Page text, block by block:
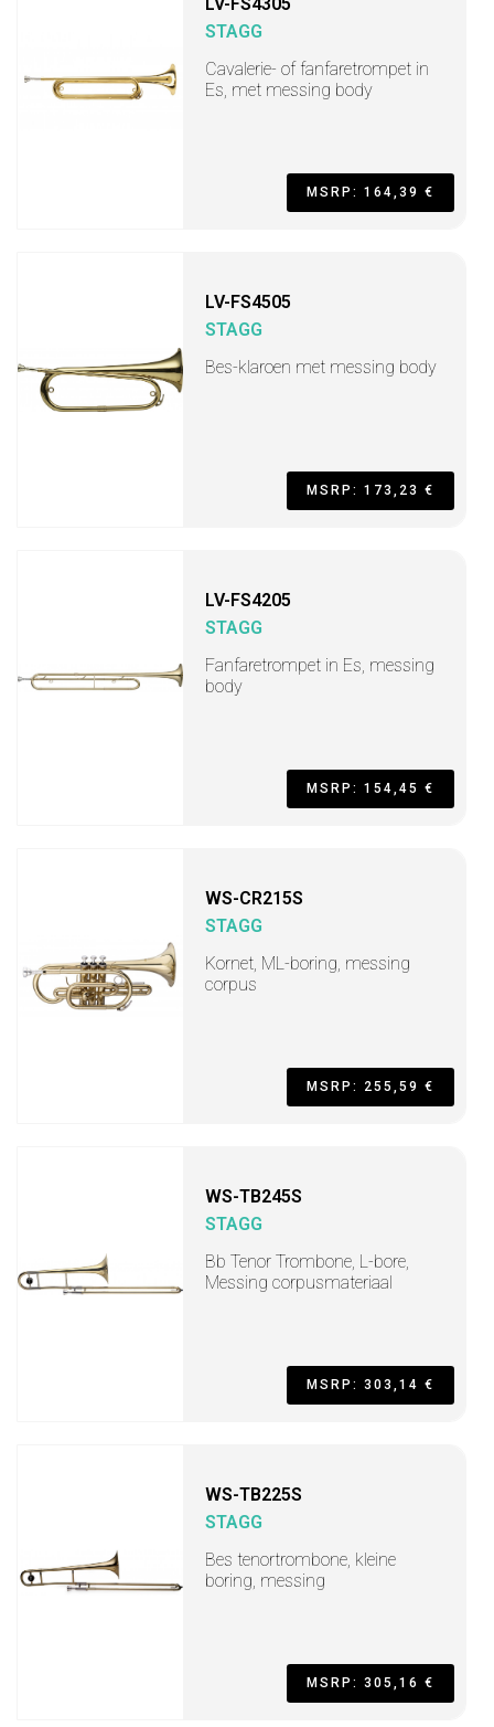
STAGG
Cavalerie- of fanfaretrompet in
Es, met messing body
MSRP: 164,39 €
LV-FS4505
STAGG
Bes-klaroen met messing body
MSRP: 173,23 €
LV-FS4205
STAGG
Fanfaretrompet in Es, messing
body
MSRP: 154,45 €
WS-CR215S
STAGG
Kornet, ML-boring, messing
corpus
MSRP: 255,59 €
WS-TB245S
STAGG
Bb Tenor Trombone, L-bore,
Messing corpusmateriaal
MSRP: 303,14 €
WS-TB225S
STAGG
Bes tenortrombone, kleine
boring, messing
MSRP: 305,16 €